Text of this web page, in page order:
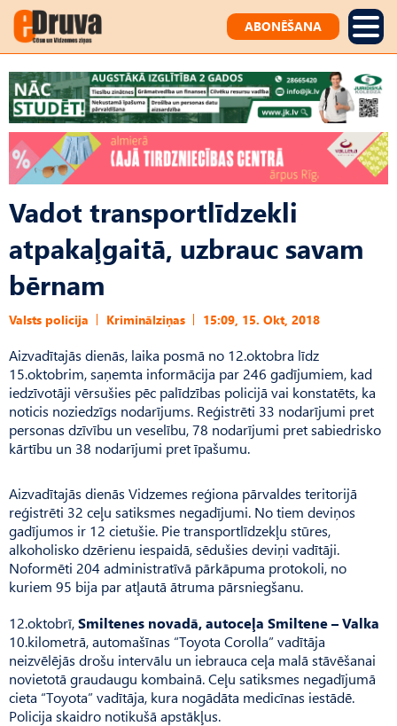
ABONĒŠANA
Vadot transportlīdzekli
atpakaļgaitā, uzbrauc savam
bērnam
Valsts policija Kriminālziņas 15:09, 15. Okt, 2018
Aizvadītajās dienās, laika posmā no 12.oktobra līdz
15.oktobrim, saņemta informācija par 246 gadījumiem, kad
iedzīvotāji vērsušies pēc palīdzības policijā vai konstatēts, ka
noticis noziedzīgs nodarījums. Reģistrēti 33 nodarījumi pret
personas dzīvību un veselību, 78 nodarījumi pret sabiedrisko
kārtību un 38 nodarījumi pret īpašumu.
Aizvadītajās dienās Vidzemes reģiona pārvaldes teritorijā
reģistrēti 32 ceļu satiksmes negadījumi. No tiem deviņos
gadījumos ir 12 cietušie. Pie transportlīdzekļu stūres,
alkoholisko dzērienu iespaidā, sēdušies deviņi vadītāji.
Noformēti 204 administratīvā pārkāpuma protokoli, no
kuriem 95 bija par atļautā ātruma pārsniegšanu.
12.oktobrī,Smiltenes novadā, autoceļa Smiltene – Valka
10.kilometrā, automašīnas “Toyota Corolla” vadītāja
neizvēlējās drošu intervālu un iebrauca ceļa malā stāvēšanai
novietotā graudaugu kombainā. Ceļu satiksmes negadījumā
cieta “Toyota” vadītāja, kura nogādāta medicīnas iestādē.
Policija skaidro notikušā apstākļus.